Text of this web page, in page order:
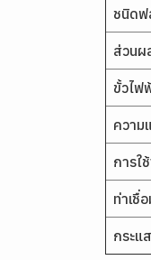
ชนิดฟ
ส่วนผ
ขั้วไฟ
ความ
การใ
ท่าเชื่
กระแ